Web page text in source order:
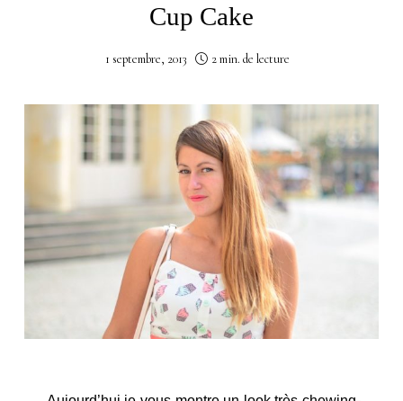
Cup Cake
1 septembre, 2013 2 min. de lecture